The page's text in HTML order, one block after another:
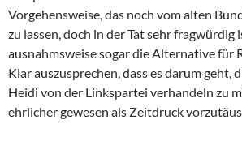
Vorgehensweise, das noch vom alten
zu lassen, doch in der Tat sehr fragwürdig
ausnahmsweise sogar die Alternative für
Klar auszusprechen, dass es darum geht,
Heidi von der Linkspartei verhandeln zu
ehrlicher gewesen als Zeitdruck